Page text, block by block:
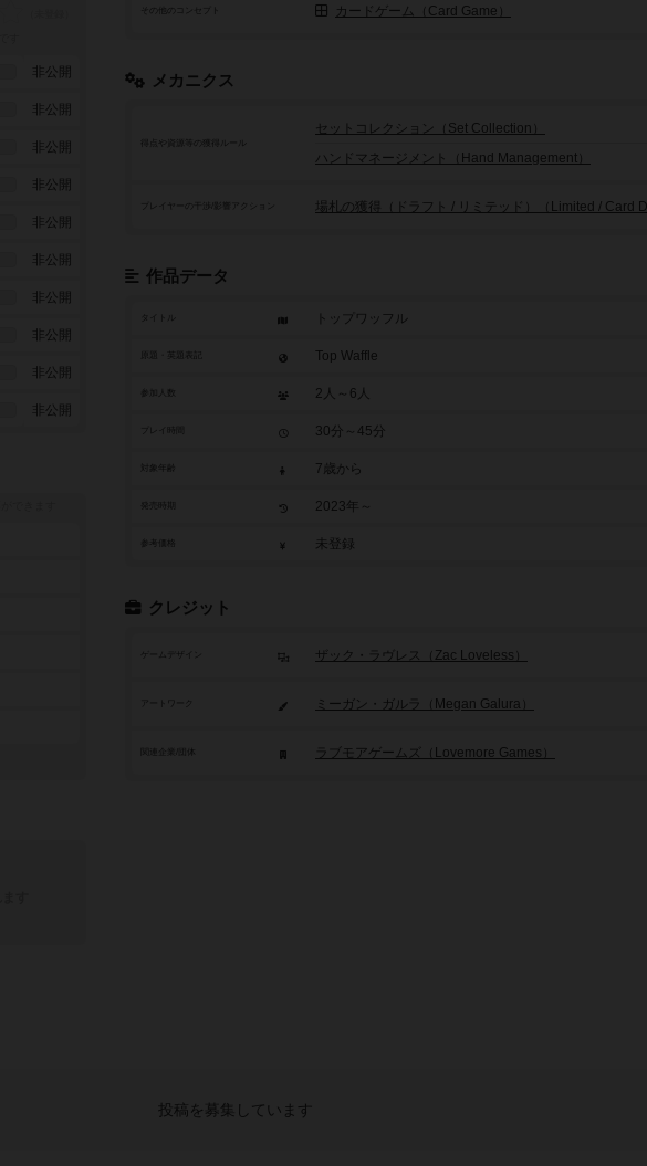
その他のコンセプト カードゲーム（Card Game）
メカニクス
セットコレクション（Set Collection）
ハンドマネージメント（Hand Management）
プレイヤーの干渉/影響アクション 場札の獲得（ドラフト / リミテッド）（Limited / Card
作品データ
タイトル トップワッフル
Top Waffle
参加人数 2人～6人
30分～45分
7歳から
2023年～
参考価格 未登録
クレジット
ゲームデザイン ザック・ラヴレス（Zac Loveless）
アートワーク ミーガン・ガルラ（Megan Galura）
ラブモアゲームズ（Lovemore Games）
非公開
非公開
非公開
非公開
非公開
非公開
非公開
非公開
非公開
非公開
投稿を募集しています